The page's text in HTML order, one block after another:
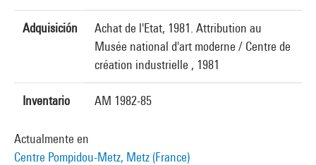
Adquisición
Achat de l'Etat, 1981. Attribution au
Musée national d'art moderne / Centre de
création industrielle , 1981
Inventario AM 1982-85
Actualmente en
Centre Pompidou-Metz, Metz (France)